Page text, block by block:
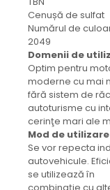
Cenușă de
Numărul de
2049
Domenii de
Optim pentru
moderne cu mai
fără sistem de
autoturisme cu
cerinţe mari ale
Mod de utilizare
Se vor repecta
autovehicule.
se utilizează în